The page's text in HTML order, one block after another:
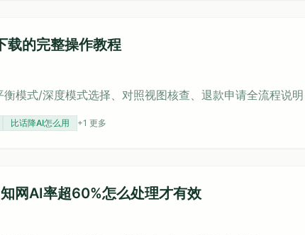
载的完整操作教程
模式/深度模式选择、对照视图核查、退款申请全流程说明
比话降AI怎么用 +1 更多
网AI率超60%怎么处理才有效